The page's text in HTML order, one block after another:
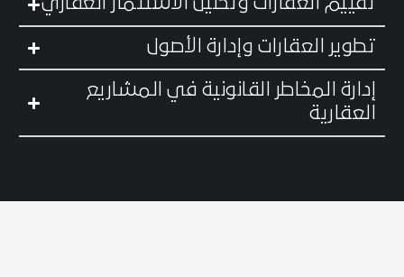
تطوير العقارات وإدارة الأصول
إدارة المخاطر القانونية في المشاريع
العقارية